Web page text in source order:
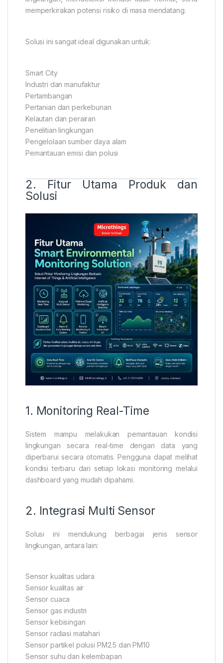
memperkirakan potensi risiko di masa mendatang.
Solusi ini sangat ideal digunakan untuk:
Smart City
Industri dan manufaktur
Pertambangan
Pertanian dan perkebunan
Kelautan dan perairan
Penelitian lingkungan
Pengelolaan sumber daya alam
Pemantauan emisi dan polusi
2. Fitur Utama Produk dan
Solusi
1. Monitoring Real-Time
Sistem mampu melakukan pemantauan kondisi
lingkungan secara real-time dengan data yang
diperbarui secara otomatis. Pengguna dapat melihat
kondisi terbaru dari setiap lokasi monitoring melalui
dashboard yang mudah dipahami.
2. Integrasi Multi Sensor
Solusi ini mendukung berbagai jenis sensor
lingkungan, antara lain:
Sensor kualitas udara
Sensor kualitas air
Sensor cuaca
Sensor gas industri
Sensor kebisingan
Sensor radiasi matahari
Sensor partikel polusi PM2.5 dan PM10
Sensor suhu dan kelembapan